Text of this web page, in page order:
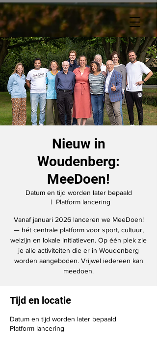
Nieuw in
Woudenberg:
MeeDoen!
Datum en tijd worden later bepaald
  |
Platform lancering
Vanaf januari 2026 lanceren we MeeDoen!
— hét centrale platform voor sport, cultuur,
welzijn en lokale initiatieven. Op één plek zie
je alle activiteiten die er in Woudenberg
worden aangeboden. Vrijwel iedereen kan
meedoen.
Tijd en locatie
Datum en tijd worden later bepaald
Platform lancering